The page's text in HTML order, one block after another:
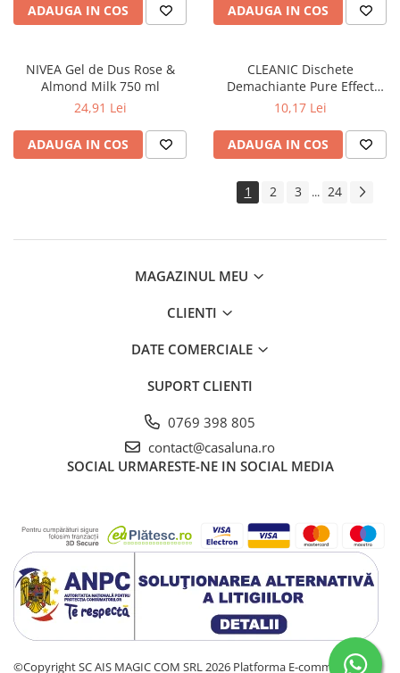
ADAUGA IN COS ADAUGA IN COS
NIVEA Gel de Dus Rose &
Almond Milk 750 ml
24,91 Lei
ADAUGA IN COS
CLEANIC Dischete
Demachiante Pure Effect
Bumbac 80+40 Buc/Set
10,17 Lei
ADAUGA IN COS
1 2 3 ... 24
MAGAZINUL MEU
CLIENTI
DATE COMERCIALE
SUPORT CLIENTI
0769 398 805
contact@casaluna.ro
SOCIAL URMARESTE-NE IN SOCIAL MEDIA
©Copyright SC AIS MAGIC COM SRL 2026 Platforma E-commerce by